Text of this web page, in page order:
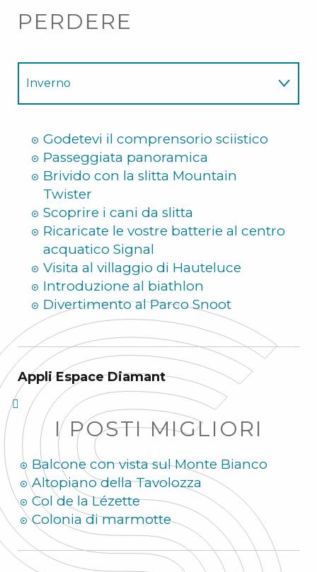
PERDERE
Inverno
Godetevi il comprensorio sciistico
Passeggiata panoramica
Brivido con la slitta Mountain
Twister
Scoprire i cani da slitta
Ricaricate le vostre batterie al centro
acquatico Signal
Visita al villaggio di Hauteluce
Introduzione al biathlon
Divertimento al Parco Snoot
Appli Espace Diamant
I POSTI MIGLIORI
Balcone con vista sul Monte Bianco
Altopiano della Tavolozza
Col de la Lézette
Colonia di marmotte